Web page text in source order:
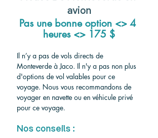
avion
Pas une bonne option <> 4
heures <> 175 $
Il n’y a pas de vols directs de
Monteverde à Jaco. Il n'y a pas non plus
d'options de vol valables pour ce
voyage. Nous vous recommandons de
voyager en navette ou en véhicule privé
pour ce voyage.
Nos conseils :